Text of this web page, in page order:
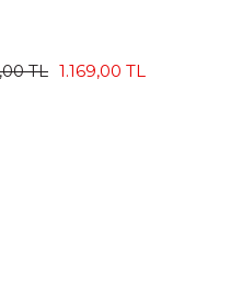
TL 1.169,00 TL